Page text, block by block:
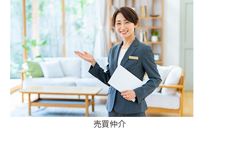
売買仲介